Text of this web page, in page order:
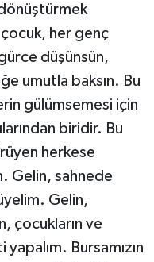
her genç
düşünsün,
umutla baksın. Bu
gülümsemesi için
biridir. Bu
herkese
Gelin, sahnede
Gelin,
çocukların ve
Bursamızın